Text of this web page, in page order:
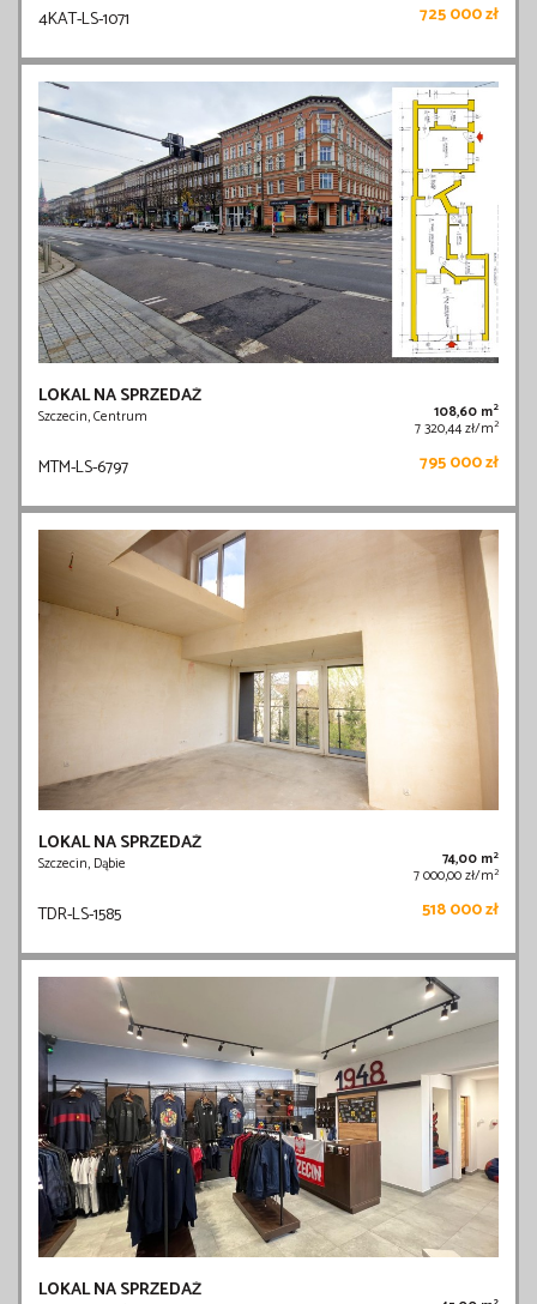
4KAT-LS-1071 725 000 zł
LOKAL NA SPRZEDAŻ
Szczecin, Centrum 108,60 m2
7 320,44 zł/m2
MTM-LS-6797 795 000 zł
LOKAL NA SPRZEDAŻ
Szczecin, Dąbie 74,00 m2
7 000,00 zł/m2
TDR-LS-1585 518 000 zł
LOKAL NA SPRZEDAŻ